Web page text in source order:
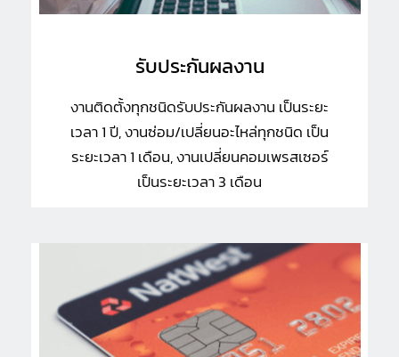
รับประกันผลงาน
งานติดตั้งทุกชนิดรับประกันผลงาน เป็นระยะ
เวลา 1 ปี, งานซ่อม/เปลี่ยนอะไหล่ทุกชนิด เป็น
ระยะเวลา 1 เดือน, งานเปลี่ยนคอมเพรสเซอร์
เป็นระยะเวลา 3 เดือน